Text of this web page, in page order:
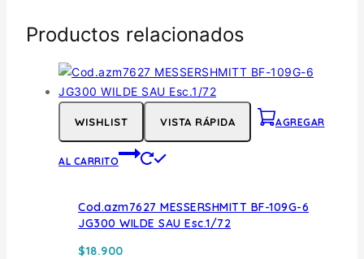
Productos relacionados
WISHLIST VISTA RÁPIDA AGREGAR
AL CARRITO
Cod.azm7627 MESSERSHMITT BF-109G-6
JG300 WILDE SAU Esc.1/72
$18.900